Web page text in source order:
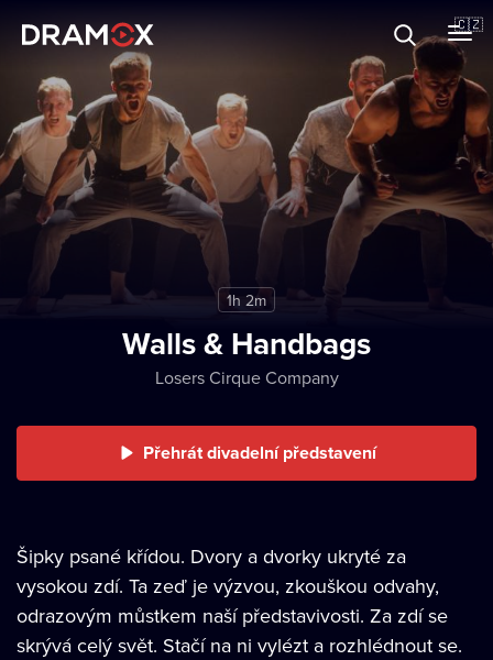
🇨🇿
Dárkové poukazy
Registrujte se
1h 2m
Walls & Handbags
Losers Cirque Company
Přehrát divadelní představení
Šipky psané křídou. Dvory a dvorky ukryté za
vysokou zdí. Ta zeď je výzvou, zkouškou odvahy,
odrazovým můstkem naší představivosti. Za zdí se
skrývá celý svět. Stačí na ni vylézt a rozhlédnout se.